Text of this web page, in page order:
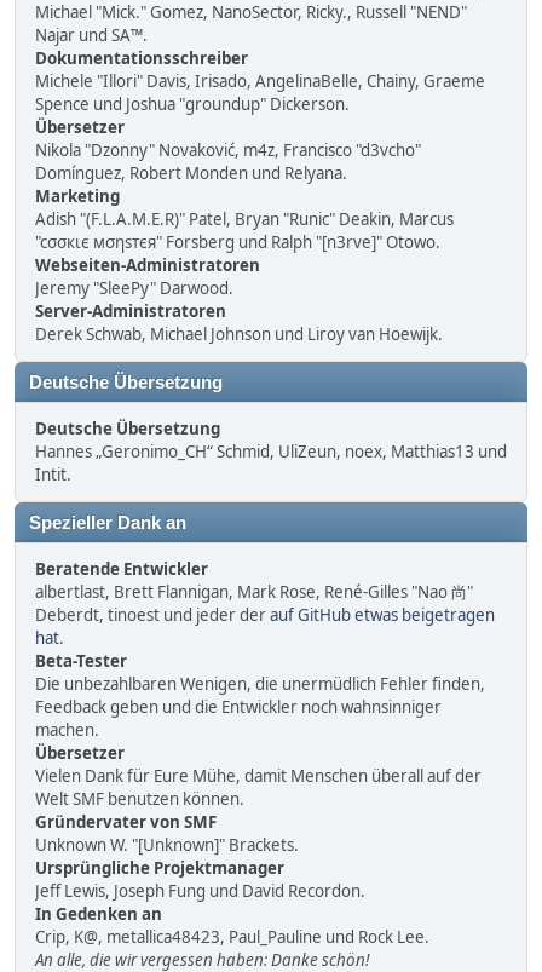
Michael "Mick." Gomez, NanoSector, Ricky., Russell "NEND"
Najar und SA™.
Dokumentationsschreiber
Michele "Illori" Davis, Irisado, AngelinaBelle, Chainy, Graeme
Spence und Joshua "groundup" Dickerson.
Übersetzer
Nikola "Dzonny" Novaković, m4z, Francisco "d3vcho"
Domínguez, Robert Monden und Relyana.
Marketing
Adish "(F.L.A.M.E.R)" Patel, Bryan "Runic" Deakin, Marcus
"cσσкιє мσηѕтєя" Forsberg und Ralph "[n3rve]" Otowo.
Webseiten-Administratoren
Jeremy "SleePy" Darwood.
Server-Administratoren
Derek Schwab, Michael Johnson und Liroy van Hoewijk.
Deutsche Übersetzung
Deutsche Übersetzung
Hannes „Geronimo_CH“ Schmid, UliZeun, noex, Matthias13 und
Intit.
Spezieller Dank an
Beratende Entwickler
albertlast, Brett Flannigan, Mark Rose, René-Gilles "Nao 尚"
Deberdt, tinoest und jeder derauf GitHub etwas beigetragen
hat.
Beta-Tester
Die unbezahlbaren Wenigen, die unermüdlich Fehler finden,
Feedback geben und die Entwickler noch wahnsinniger
machen.
Übersetzer
Vielen Dank für Eure Mühe, damit Menschen überall auf der
Welt SMF benutzen können.
Gründervater von SMF
Unknown W. "[Unknown]" Brackets.
Ursprüngliche Projektmanager
Jeff Lewis, Joseph Fung und David Recordon.
In Gedenken an
Crip, K@, metallica48423, Paul_Pauline und Rock Lee.
An alle, die wir vergessen haben: Danke schön!